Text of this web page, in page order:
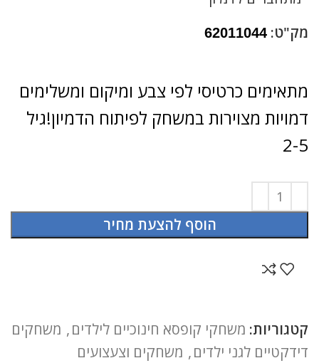
מק"ט: 62011044
מתאימים כרטיסי לפי צבע ומיקום ומשלימים
דמויות מצוירות במשחק לפיתוח הדמיון!גיל
2-5
הוסף להצעת מחיר
קטגוריות: משחקי קופסא חינוכיים לילדים, משחקים
דידקטיים לגני ילדים, משחקים וצעצועים